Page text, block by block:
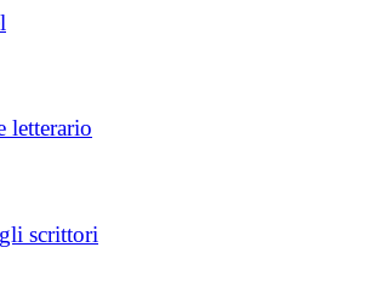
letterario
scrittori